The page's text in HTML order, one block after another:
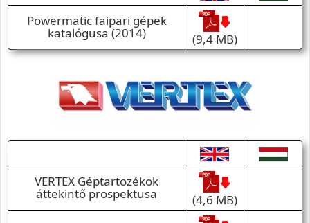
Powermatic faipari gépek
katalógusa (2014) (9,4 MB)
VERTEX Géptartozékok
áttekintő prospektusa (4,6 MB)